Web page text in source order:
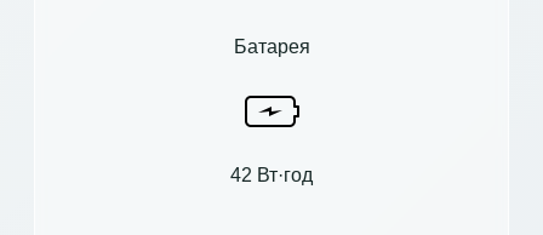
Батарея
42 Вт·год